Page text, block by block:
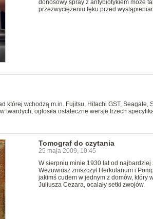
donosowy spray z antybiotykiem może
przezwyciężeniu lęku przed
której wchodzą m.in. Fujitsu, Hitachi GST, Seagate,
twardych, ogłosiła ostateczne wersje trzech
Tomograf do czytania
25 maja 2009, 10:45
W sierpniu minie 1930 lat od
Wezuwiusz zniszczył Herkulanum i
jakimś cudem w jednym z domów, który
Juliusza Cezara, ocalały setki zwojów.